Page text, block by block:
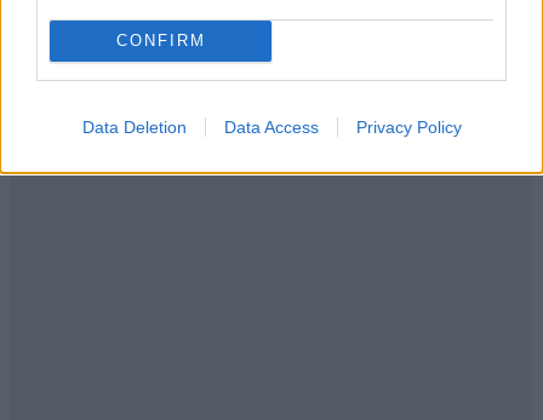
CONFIRM
Data Deletion Data Access Privacy Policy